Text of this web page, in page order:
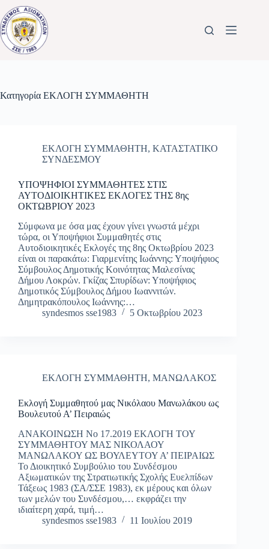
Μετάβαση
στο
περιεχόμενο
Κατηγορία ΕΚΛΟΓΗ ΣΥΜΜΑΘΗΤΗ
ΕΚΛΟΓΗ ΣΥΜΜΑΘΗΤΗ, ΚΑΤΑΣΤΑΤΙΚΟ
ΣΥΝΔΕΣΜΟΥ
ΥΠΟΨΗΦΙΟΙ ΣΥΜΜΑΘΗΤΕΣ ΣΤΙΣ
ΑΥΤΟΔΙΟΙΚΗΤΙΚΕΣ ΕΚΛΟΓΕΣ ΤΗΣ 8ης
ΟΚΤΩΒΡΙΟΥ 2023
Σύμφωνα με όσα μας έχουν γίνει γνωστά μέχρι
τώρα, οι Υποψήφιοι Συμμαθητές στις
Αυτοδιοικητικές Εκλογές της 8ης Οκτωβρίου 2023
είναι οι παρακάτω: Γιαρμενίτης Ιωάννης: Υποψήφιος
Σύμβουλος Δημοτικής Κοινότητας Μαλεσίνας
Δήμου Λοκρών. Γκίζας Σπυρίδων: Υποψήφιος
Δημοτικός Σύμβουλος Δήμου Ιωαννιτών.
Δημητρακόπουλος Ιωάννης:…
syndesmos sse1983
5 Οκτωβρίου 2023
ΕΚΛΟΓΗ ΣΥΜΜΑΘΗΤΗ, ΜΑΝΩΛΑΚΟΣ
Εκλογή Συμμαθητού μας Νικόλαου Μανωλάκου ως
Βουλευτού Α’ Πειραιώς
ΑΝΑΚΟΙΝΩΣΗ Νο 17.2019 ΕΚΛΟΓΗ ΤΟΥ
ΣΥΜΜΑΘΗΤΟΥ ΜΑΣ ΝΙΚΟΛΑΟΥ
ΜΑΝΩΛΑΚΟΥ ΩΣ ΒΟΥΛΕΥΤΟΥ Α’ ΠΕΙΡΑΙΩΣ
Το Διοικητικό Συμβούλιο του Συνδέσμου
Αξιωματικών της Στρατιωτικής Σχολής Ευελπίδων
Τάξεως 1983 (ΣΑ/ΣΣΕ 1983), εκ μέρους και όλων
των μελών του Συνδέσμου,… εκφράζει την
ιδιαίτερη χαρά, τιμή…
syndesmos sse1983
11 Ιουλίου 2019